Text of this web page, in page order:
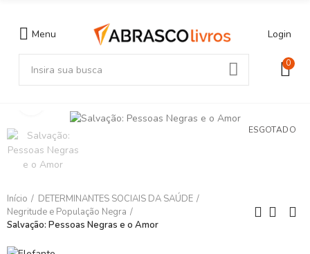
Menu Login
0
ESGOTADO
Início
DETERMINANTES SOCIAIS DA SAÚDE
Negritude e População Negra
Salvação: Pessoas Negras e o Amor